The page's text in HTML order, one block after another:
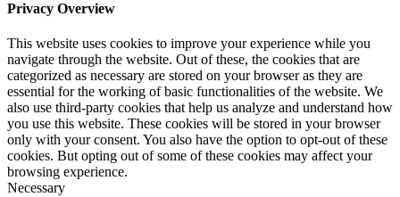
Privacy Overview
This website uses cookies to improve your experience while you
navigate through the website. Out of these, the cookies that are
categorized as necessary are stored on your browser as they are
essential for the working of basic functionalities of the website. We
also use third-party cookies that help us analyze and understand how
you use this website. These cookies will be stored in your browser
only with your consent. You also have the option to opt-out of these
cookies. But opting out of some of these cookies may affect your
browsing experience.
Necessary